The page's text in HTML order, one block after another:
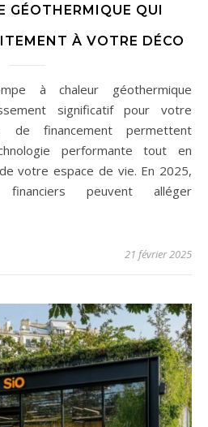
GÉOTHERMIQUE QUI
À VOTRE DÉCO
significatif pour votre
de financement permettent
performante tout en
votre espace de vie. En 2025,
financiers peuvent alléger
21 février 2025